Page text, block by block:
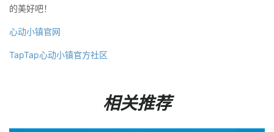
的美好吧！
心动小镇官网
TapTap心动小镇官方社区
相关推荐